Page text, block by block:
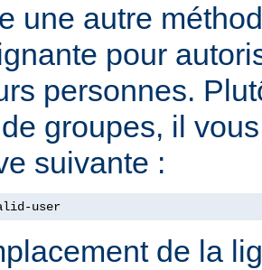
une autre
pour
personnes.
groupes, il
suivante :
user
de la